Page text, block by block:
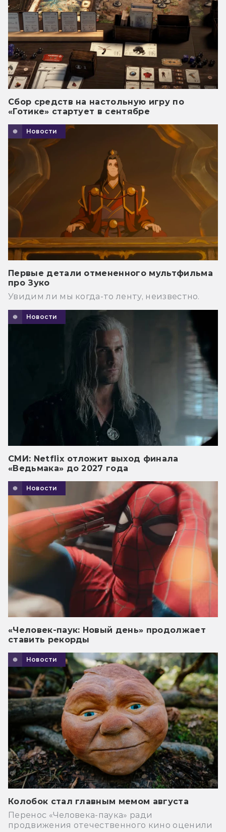
Сбор средств на настольную игру по
«Готике» стартует в сентябре
Новости
Первые детали отмененного мультфильма
про Зуко
Увидим ли мы когда-то ленту, неизвестно.
Новости
СМИ: Netflix отложит выход финала
«Ведьмака» до 2027 года
Новости
«Человек-паук: Новый день» продолжает
ставить рекорды
Новости
Колобок стал главным мемом августа
Перенос «Человека-паука» ради
продвижения отечественного кино оценили